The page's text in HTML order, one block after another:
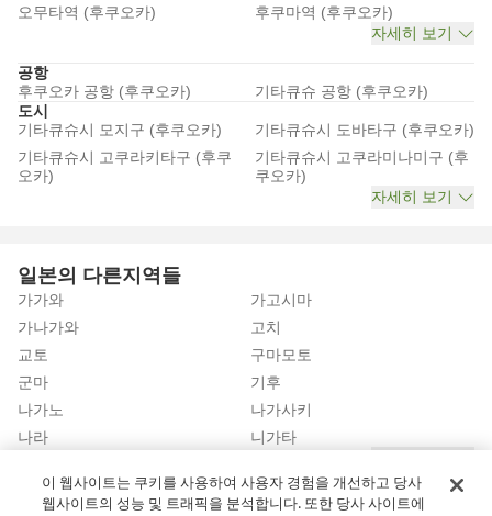
오무타역 (후쿠오카)
후쿠마역 (후쿠오카)
자세히 보기
공항
후쿠오카 공항 (후쿠오카)
기타큐슈 공항 (후쿠오카)
도시
기타큐슈시 모지구 (후쿠오카)
기타큐슈시 도바타구 (후쿠오카)
기타큐슈시 고쿠라키타구 (후쿠
오카)
기타큐슈시 고쿠라미나미구 (후
쿠오카)
자세히 보기
일본의 다른지역들
가가와
가고시마
가나가와
고치
교토
구마모토
군마
기후
나가노
나가사키
나라
니가타
이 웹사이트는 쿠키를 사용하여 사용자 경험을 개선하고 당사
웹사이트의 성능 및 트래픽을 분석합니다. 또한 당사 사이트에